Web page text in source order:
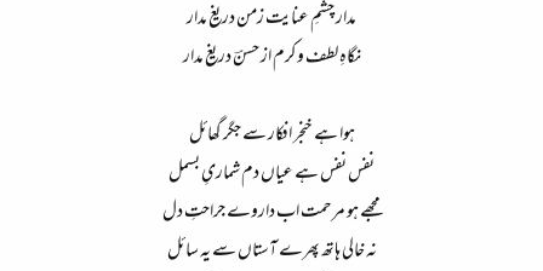
مدار چشمِ عنایت زمن دریغ مدار​
نگاہِ لطف و کرم از حسنؔ دریغ مدار​
ہوا ہے خنجر افکار سے جگر گھائل​
نفس نفس ہے عیاں دم شماریِ بسمل​
مجھے ہو مرحمت اب داروے جراحتِ دل​
نہ خالی ہاتھ پھرے آستاں سے یہ سائل​